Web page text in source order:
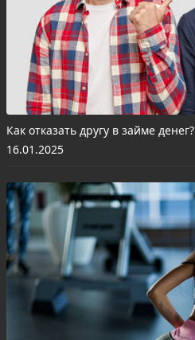
Как отказать другу в займе денег?
16.01.2025